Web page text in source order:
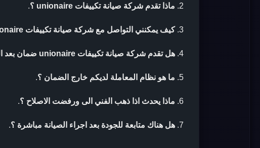
ماذا تقدم شركة صيانة تكييفات unionaire ؟ .
كيف يمكنني التواصل مع شركة صيانة تكييفات unionaire ؟
هل تقدم شركة صيانة تكييفات unionaire ضمان بعد الصيانة ؟
ما هو نظام المعاملة لديكم خارج الضمان ؟.
ماذا يحدث اذا ذهب الفني الى ورفضت الاصلاح ؟.
هل هناك متابعة للجودة بعد اجراء الصيانة مباشرة ؟.